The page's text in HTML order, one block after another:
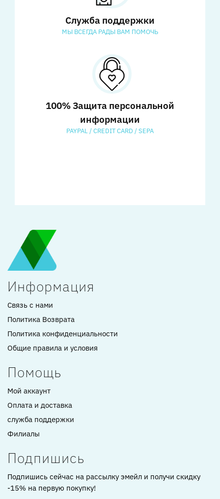
Служба поддержки
МЫ ВСЕГДА РАДЫ ВАМ ПОМОЧЬ
100% Защита персональной
информации
PAYPAL / CREDIT CARD / SEPA
Информация
Связь с нами
Политика Возврата
Политика конфиденциальности
Общие правила и условия
Помощь
Мой аккаунт
Оплата и доставка
служба поддержки
Филиалы
Подпишись
Подпишись сейчас на рассылку эмейл и получи скидку
-15% на первую покупку!